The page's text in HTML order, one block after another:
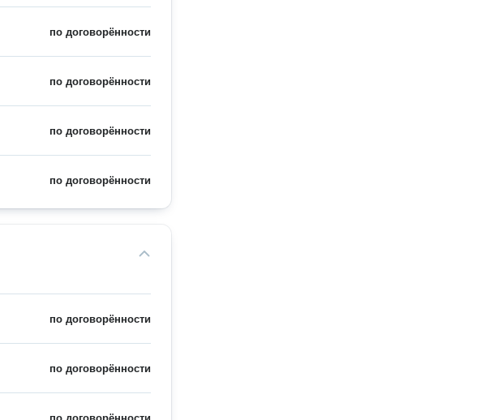
по договорённости
по договорённости
по договорённости
по договорённости
по договорённости
по договорённости